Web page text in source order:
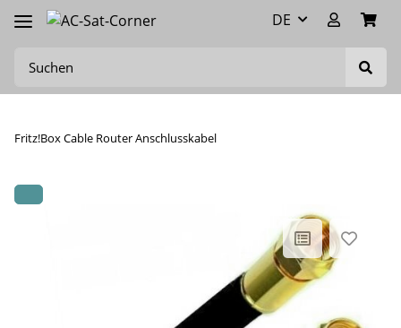
DE
Fritz!Box Cable Router Anschlusskabel